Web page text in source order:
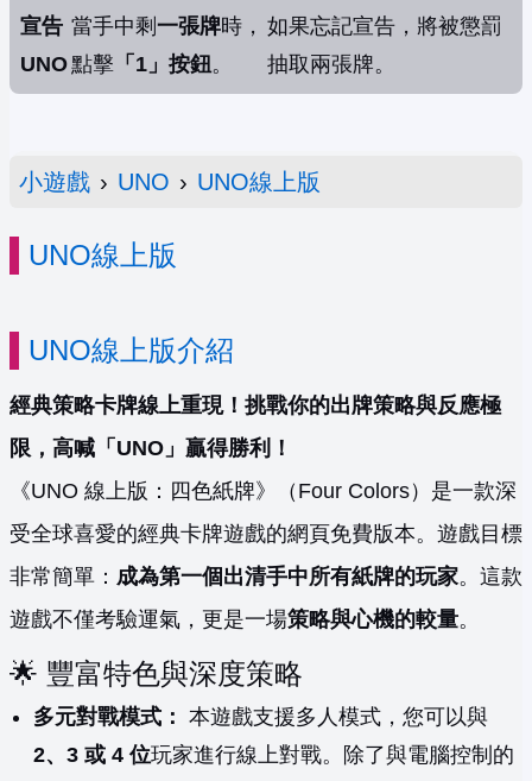
宣告
UNO
當手中剩 一張牌時，
點擊 「1」按鈕。
如果忘記宣告，將被懲罰
抽取兩張牌。
小遊戲 › UNO › UNO線上版
UNO線上版
UNO線上版介紹
經典策略卡牌線上重現！挑戰你的出牌策略與反應極
限，高喊「UNO」贏得勝利！
《UNO 線上版：四色紙牌》（Four Colors）是一款深
受全球喜愛的經典卡牌遊戲的網頁免費版本。遊戲目標
非常簡單： 成為第一個出清手中所有紙牌的玩家。這款
遊戲不僅考驗運氣，更是一場策略與心機的較量。
🌟 豐富特色與深度策略
多元對戰模式： 本遊戲支援多人模式，您可以與
2、3 或 4 位玩家進行線上對戰。除了與電腦控制的